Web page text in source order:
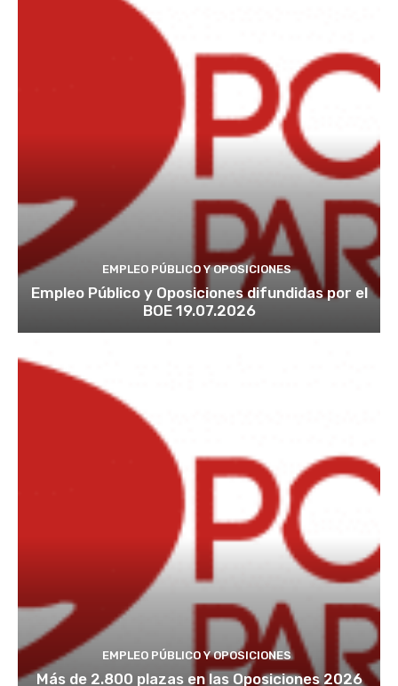
EMPLEO PÚBLICO Y OPOSICIONES
Empleo Público y Oposiciones difundidas por el
BOE 19.07.2026
EMPLEO PÚBLICO Y OPOSICIONES
Más de 2.800 plazas en las Oposiciones 2026